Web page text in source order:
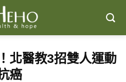
北醫教3招雙人運動
癌